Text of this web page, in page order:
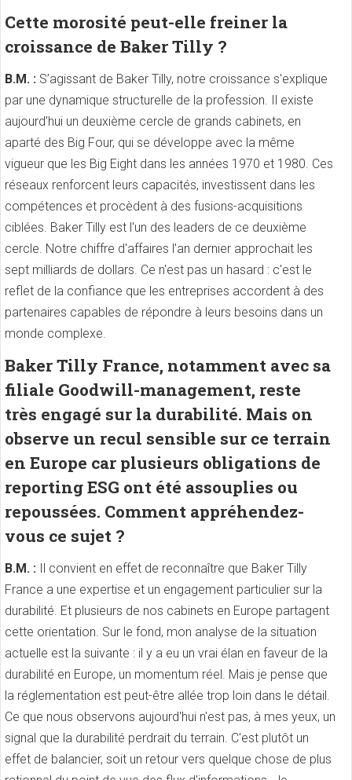
Cette morosité peut-elle freiner la
croissance de Baker Tilly ?
B.M. : S’agissant de Baker Tilly, notre croissance s'explique
par une dynamique structurelle de la profession. Il existe
aujourd'hui un deuxième cercle de grands cabinets, en
aparté des Big Four, qui se développe avec la même
vigueur que les Big Eight dans les années 1970 et 1980. Ces
réseaux renforcent leurs capacités, investissent dans les
compétences et procèdent à des fusions-acquisitions
ciblées. Baker Tilly est l'un des leaders de ce deuxième
cercle. Notre chiffre d'affaires l'an dernier approchait les
sept milliards de dollars. Ce n'est pas un hasard : c'est le
reflet de la confiance que les entreprises accordent à des
partenaires capables de répondre à leurs besoins dans un
monde complexe.
Baker Tilly France, notamment avec sa
filiale Goodwill-management, reste
très engagé sur la durabilité. Mais on
observe un recul sensible sur ce terrain
en Europe car plusieurs obligations de
reporting ESG ont été assouplies ou
repoussées. Comment appréhendez-
vous ce sujet ?
B.M. : Il convient en effet de reconnaître que Baker Tilly
France a une expertise et un engagement particulier sur la
durabilité. Et plusieurs de nos cabinets en Europe partagent
cette orientation. Sur le fond, mon analyse de la situation
actuelle est la suivante : il y a eu un vrai élan en faveur de la
durabilité en Europe, un momentum réel. Mais je pense que
la réglementation est peut-être allée trop loin dans le détail.
Ce que nous observons aujourd'hui n'est pas, à mes yeux, un
signal que la durabilité perdrait du terrain. C'est plutôt un
effet de balancier, soit un retour vers quelque chose de plus